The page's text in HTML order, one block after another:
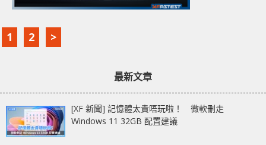
1 2 >
最新文章
[XF 新聞] 記憶體太貴唔玩啦！ 微軟刪走
Windows 11 32GB 配置建議